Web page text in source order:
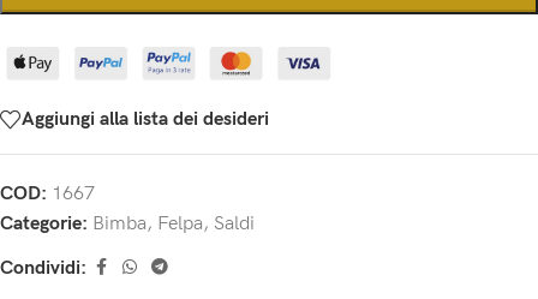
Aggiungi alla lista dei desideri
COD: 1667
Categorie: Bimba, Felpa, Saldi
Condividi: